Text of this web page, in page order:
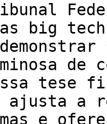
big
de
tese
ajusta a
e